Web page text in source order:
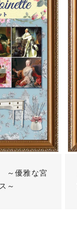
～優雅な宮
～